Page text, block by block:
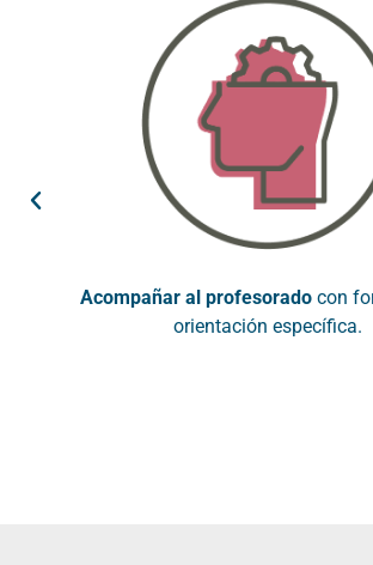
Acompañar al profesorado con
orientación específica.